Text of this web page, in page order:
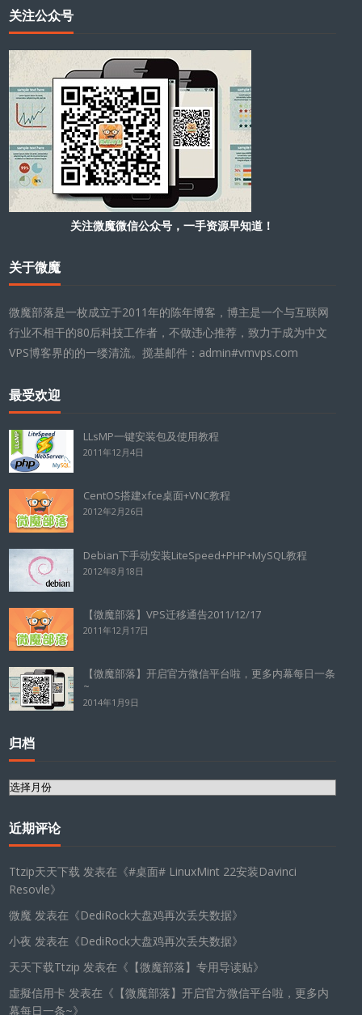
关注公众号
关注微魔微信公众号，一手资源早知道！
关于微魔
微魔部落是一枚成立于2011年的陈年博客，博主是一个与互联网
行业不相干的80后科技工作者，不做违心推荐，致力于成为中文
VPS博客界的的一缕清流。搅基邮件：admin#vmvps.com
最受欢迎
LLsMP一键安装包及使用教程
2011年12月4日
CentOS搭建xfce桌面+VNC教程
2012年2月26日
Debian下手动安装LiteSpeed+PHP+MySQL教程
2012年8月18日
【微魔部落】VPS迁移通告2011/12/17
2011年12月17日
【微魔部落】开启官方微信平台啦，更多内幕每日一条
~
2014年1月9日
归档
归
近期评论
Ttzip天天下载 发表在《#桌面# LinuxMint 22安装Davinci
Resovle》
微魔 发表在《DediRock大盘鸡再次丢失数据》
小夜 发表在《DediRock大盘鸡再次丢失数据》
天天下载Ttzip 发表在《 【微魔部落】专用导读贴》
虛擬信用卡 发表在《 【微魔部落】开启官方微信平台啦，更多内
幕每日一条~》